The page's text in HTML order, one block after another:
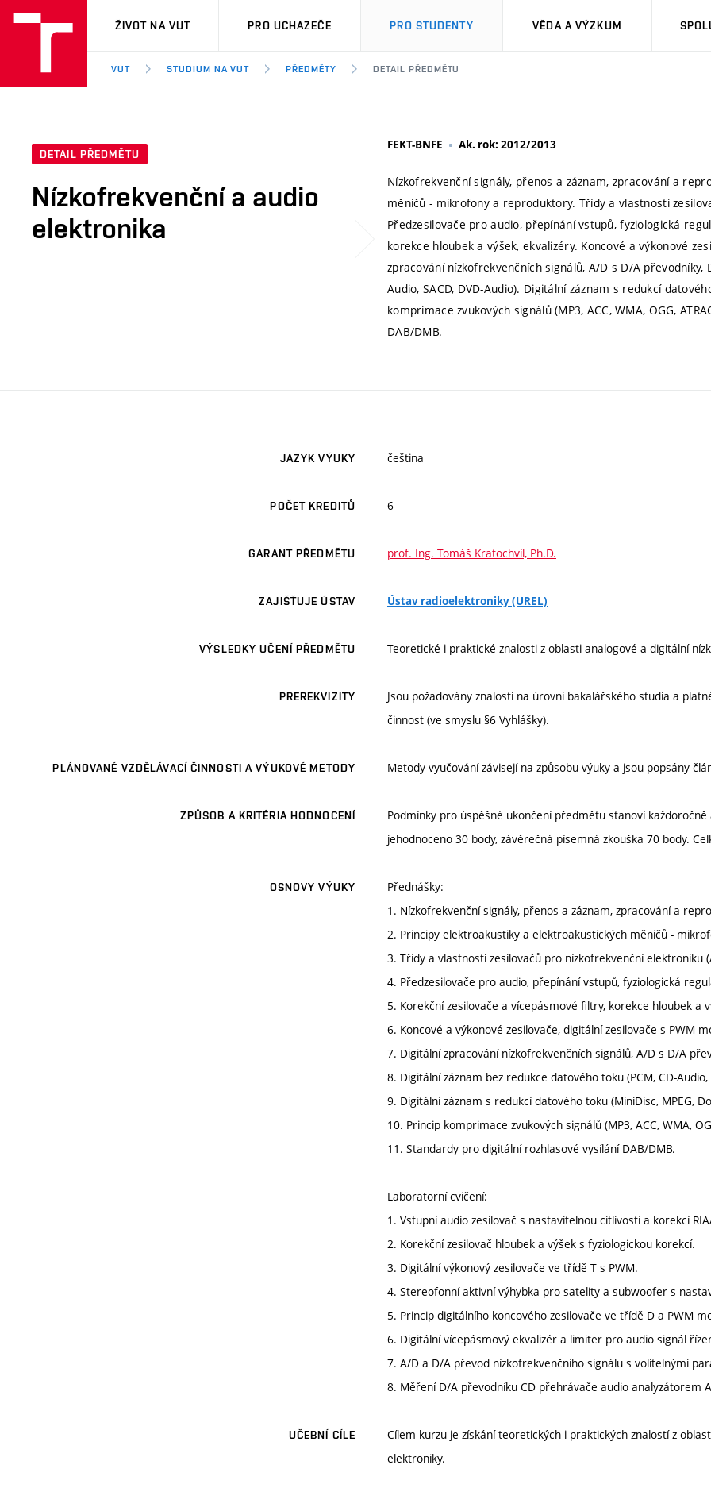
VUT
ŽIVOT NA VUT PRO UCHAZEČE PRO STUDENTY VĚDA A VÝZKUM
VUT STUDIUM NA VUT PŘEDMĚTY DETAIL PŘEDMĚTU
DETAIL PŘEDMĚTU
Nízkofrekvenční a audio
elektronika
FEKT-BNFE Ak. rok: 2012/2013
Nízkofrekvenční signály, přenos a záznam, zpracování a
měničů - mikrofony a reproduktory. Třídy a vlastnosti
Předzesilovače pro audio, přepínání vstupů, fyziologická
korekce hloubek a výšek, ekvalizéry. Koncové a výkonové
zpracování nízkofrekvenčních signálů, A/D s D/A převodníky,
Audio, SACD, DVD-Audio). Digitální záznam s redukcí
komprimace zvukových signálů (MP3, ACC, WMA, OGG,
DAB/DMB.
JAZYK VÝUKY čeština
POČET KREDITŮ 6
GARANT PŘEDMĚTU prof. Ing. Tomáš Kratochvíl, Ph.D.
ZAJIŠŤUJE ÚSTAV Ústav radioelektroniky (UREL)
VÝSLEDKY UČENÍ PŘEDMĚTU Teoretické i praktické znalosti z oblasti analogové a digitální
PREREKVIZITY
Jsou požadovány znalosti na úrovni bakalářského studia a
činnost (ve smyslu §6 Vyhlášky).
PLÁNOVANÉ VZDĚLÁVACÍ ČINNOSTI A VÝUKOVÉ METODY Metody vyučování závisejí na způsobu výuky a jsou popsány
ZPŮSOB A KRITÉRIA HODNOCENÍ
Podmínky pro úspěšné ukončení předmětu stanoví
jehodnoceno 30 body, závěrečná písemná zkouška 70 body.
OSNOVY VÝUKY
Přednášky:
1. Nízkofrekvenční signály, přenos a záznam, zpracování a
2. Principy elektroakustiky a elektroakustických měničů -
3. Třídy a vlastnosti zesilovačů pro nízkofrekvenční elektroniku
4. Předzesilovače pro audio, přepínání vstupů, fyziologická
5. Korekční zesilovače a vícepásmové filtry, korekce hloubek a
6. Koncové a výkonové zesilovače, digitální zesilovače s PWM
7. Digitální zpracování nízkofrekvenčních signálů, A/D s D/A
8. Digitální záznam bez redukce datového toku (PCM, CD-Audio,
9. Digitální záznam s redukcí datového toku (MiniDisc, MPEG,
10. Princip komprimace zvukových signálů (MP3, ACC, WMA,
11. Standardy pro digitální rozhlasové vysílání DAB/DMB.
Laboratorní cvičení:
1. Vstupní audio zesilovač s nastavitelnou citlivostí a korekcí
2. Korekční zesilovač hloubek a výšek s fyziologickou korekcí.
3. Digitální výkonový zesilovače ve třídě T s PWM.
4. Stereofonní aktivní výhybka pro satelity a subwoofer s
5. Princip digitálního koncového zesilovače ve třídě D a PWM
6. Digitální vícepásmový ekvalizér a limiter pro audio signál
7. A/D a D/A převod nízkofrekvenčního signálu s volitelnými
8. Měření D/A převodníku CD přehrávače audio analyzátorem
UČEBNÍ CÍLE
Cílem kurzu je získání teoretických i praktických znalostí z
elektroniky.